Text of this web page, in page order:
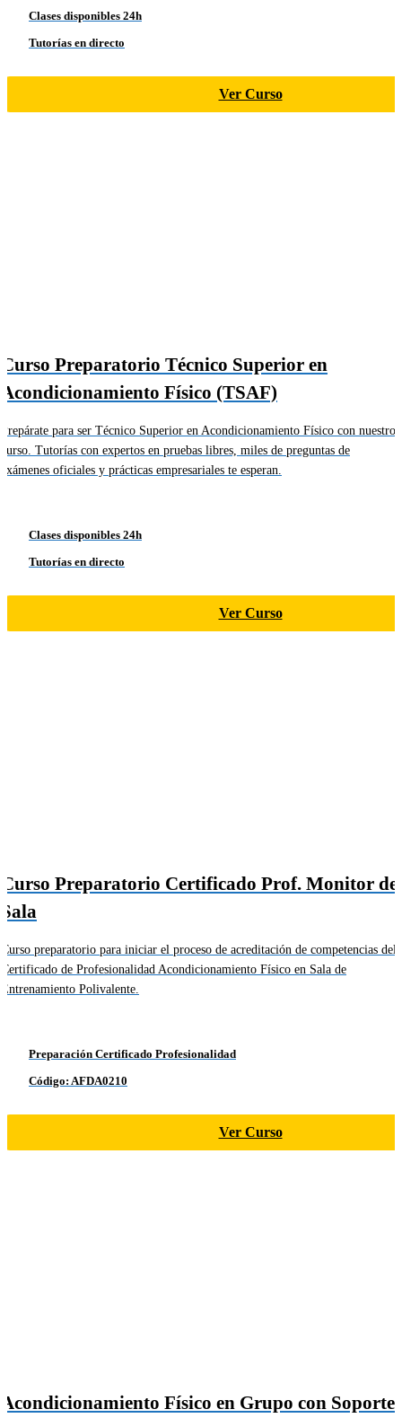
Clases disponibles 24h
Tutorías en directo
Ver Curso
Curso Preparatorio Técnico Superior en
Acondicionamiento Físico (TSAF)
Prepárate para ser Técnico Superior en Acondicionamiento Físico con nuestro
curso. Tutorías con expertos en pruebas libres, miles de preguntas de
exámenes oficiales y prácticas empresariales te esperan.
Clases disponibles 24h
Tutorías en directo
Ver Curso
Curso Preparatorio Certificado Prof. Monitor de
Sala
Curso preparatorio para iniciar el proceso de acreditación de competencias del
Certificado de Profesionalidad Acondicionamiento Físico en Sala de
Entrenamiento Polivalente.
Preparación Certificado Profesionalidad
Código: AFDA0210
Ver Curso
Acondicionamiento Físico en Grupo con Soporte